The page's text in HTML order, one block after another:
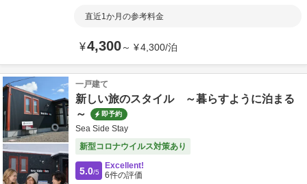
直近1か月の参考料金
¥4,300～ ¥4,300/泊
一戸建て
新しい旅のスタイル ～暮らすように泊まる
～
即予約
Sea Side Stay
新型コロナウイルス対策あり
5.0/5
Excellent!
6件の評価